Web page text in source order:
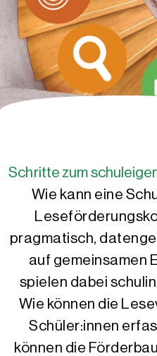
Schritte zum
Wie kann eine
pragmatisch,
auf gemeinsamen
spielen dabei
Wie können die
Schüler:innen
können die